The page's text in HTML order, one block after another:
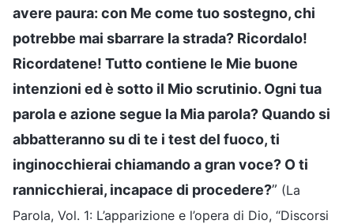
avere paura: con Me come tuo sostegno, chi
potrebbe mai sbarrare la strada? Ricordalo!
Ricordatene! Tutto contiene le Mie buone
intenzioni ed è sotto il Mio scrutinio. Ogni tua
parola e azione segue la Mia parola? Quando si
abbatteranno su di te i test del fuoco, ti
inginocchierai chiamando a gran voce? O ti
rannicchierai, incapace di procedere?” (La
Parola, Vol. 1: L’apparizione e l’opera di Dio, “Discorsi